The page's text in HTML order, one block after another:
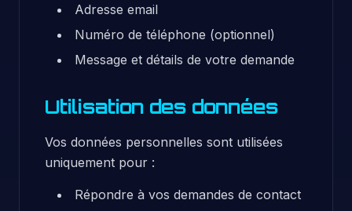
Adresse email
Numéro de téléphone (optionnel)
Message et détails de votre demande
Utilisation des données
Vos données personnelles sont utilisées
uniquement pour :
Répondre à vos demandes de contact